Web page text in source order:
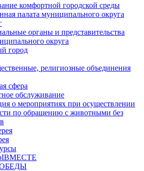
комфортной городской среды
палата муниципального округа
органы и представительства
округа
город
религиозные объединения
сфера
обслуживание
о мероприятиях при осуществлении
по обращению с животными без